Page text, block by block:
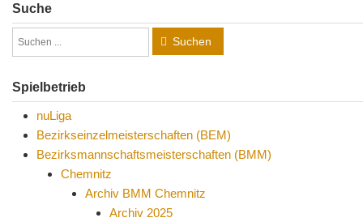
Suche
Suchen
Spielbetrieb
nuLiga
Bezirkseinzelmeisterschaften (BEM)
Bezirksmannschaftsmeisterschaften (BMM)
Chemnitz
Archiv BMM Chemnitz
Archiv 2025